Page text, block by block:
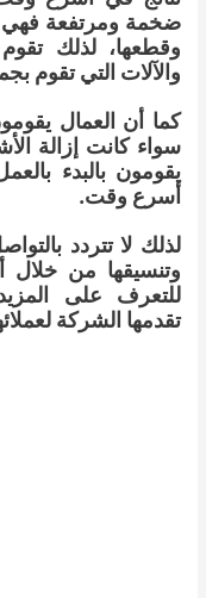
ضخمة ومرتفعة فهي
وقطعها، لذلك
والآلات التي تقوم
كما أن العمال
سواء كانت إزالة
يقومون بالبدء
أسرع وقت.
لذلك لا تتردد
وتنسيقها من خلال
للتعرف على
تقدمها الشركة